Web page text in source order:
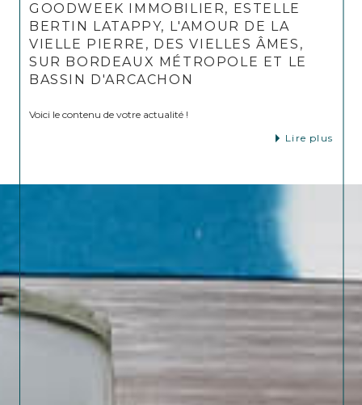
GOODWEEK IMMOBILIER, ESTELLE
BERTIN LATAPPY, L'AMOUR DE LA
VIELLE PIERRE, DES VIELLES ÂMES,
SUR BORDEAUX MÉTROPOLE ET LE
BASSIN D'ARCACHON
Voici le contenu de votre actualité !
Lire plus